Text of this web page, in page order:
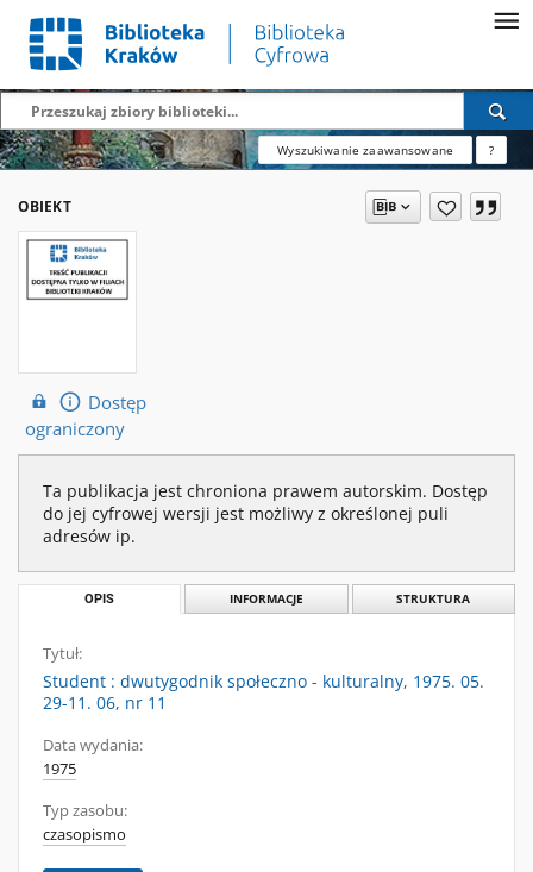
Wyszukiwanie zaawansowane ?
OBIEKT
Dostęp
ograniczony
Ta publikacja jest chroniona prawem autorskim. Dostęp
do jej cyfrowej wersji jest możliwy z określonej puli
adresów ip.
OPIS INFORMACJE STRUKTURA
Tytuł:
Student : dwutygodnik społeczno - kulturalny, 1975. 05.
29-11. 06, nr 11
Data wydania:
1975
Typ zasobu:
czasopismo